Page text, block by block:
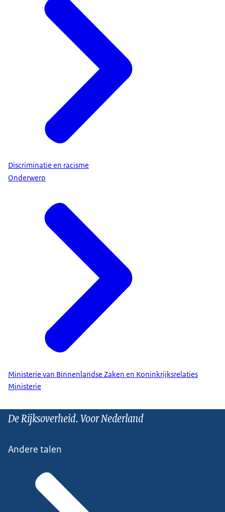
Discriminatie en racisme
Onderwerp
Ministerie van Binnenlandse Zaken en Koninkrijksrelaties
Ministerie
De Rijksoverheid. Voor Nederland
Andere talen